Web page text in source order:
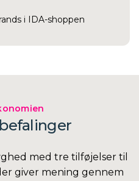
i IDA-shoppen
med tre tilføjelser til
giver mening gennem